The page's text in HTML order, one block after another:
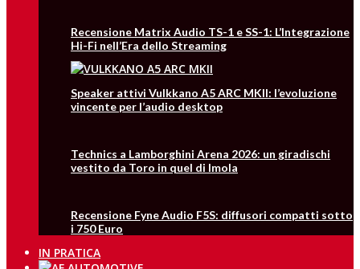
Recensione Matrix Audio TS-1 e SS-1: L’Integrazione
Hi-Fi nell’Era dello Streaming
Speaker attivi Vulkkano A5 ARC MKII: l’evoluzione
vincente per l’audio desktop
Technics a Lamborghini Arena 2026: un giradischi
vestito da Toro in quel di Imola
Recensione Fyne Audio F5S: diffusori compatti sotto
i 750 Euro
IN PRATICA